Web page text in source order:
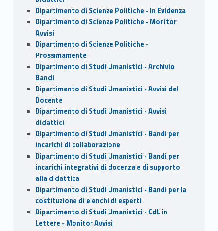
Dipartimento di Scienze Politiche - In Evidenza
Dipartimento di Scienze Politiche - Monitor
Avvisi
Dipartimento di Scienze Politiche -
Prossimamente
Dipartimento di Studi Umanistici - Archivio
Bandi
Dipartimento di Studi Umanistici - Avvisi del
Docente
Dipartimento di Studi Umanistici - Avvisi
didattici
Dipartimento di Studi Umanistici - Bandi per
incarichi di collaborazione
Dipartimento di Studi Umanistici - Bandi per
incarichi integrativi di docenza e di supporto
alla didattica
Dipartimento di Studi Umanistici - Bandi per la
costituzione di elenchi di esperti
Dipartimento di Studi Umanistici - CdL in
Lettere - Monitor Avvisi